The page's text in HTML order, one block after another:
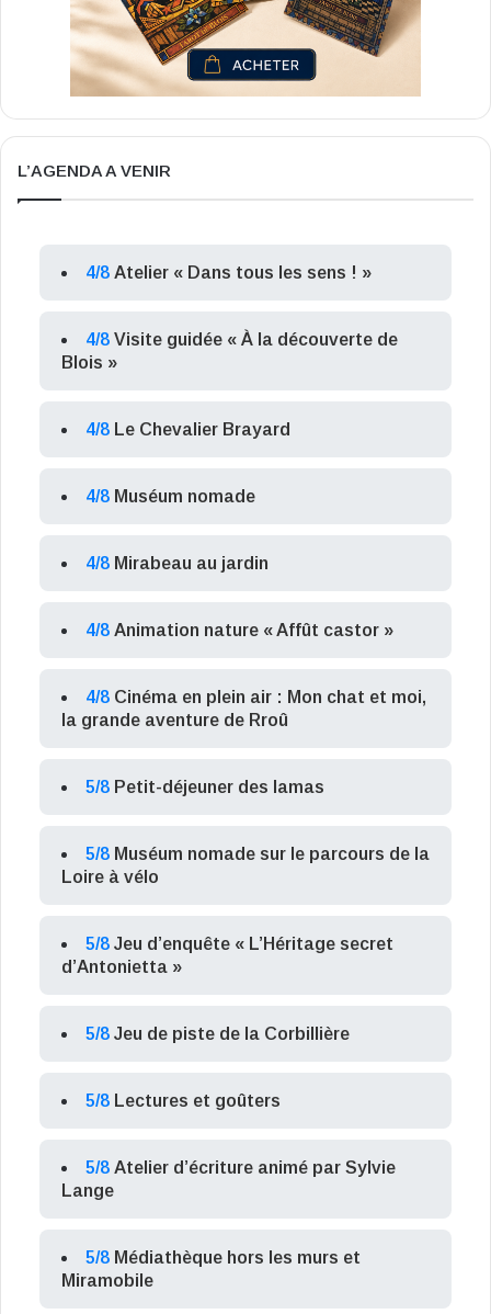
L’AGENDA A VENIR
4/8 Atelier « Dans tous les sens ! »
4/8 Visite guidée « À la découverte de
Blois »
4/8 Le Chevalier Brayard
4/8 Muséum nomade
4/8 Mirabeau au jardin
4/8 Animation nature « Affût castor »
4/8 Cinéma en plein air : Mon chat et moi,
la grande aventure de Rroû
5/8 Petit-déjeuner des lamas
5/8 Muséum nomade sur le parcours de la
Loire à vélo
5/8 Jeu d’enquête « L’Héritage secret
d’Antonietta »
5/8 Jeu de piste de la Corbillière
5/8 Lectures et goûters
5/8 Atelier d’écriture animé par Sylvie
Lange
5/8 Médiathèque hors les murs et
Miramobile